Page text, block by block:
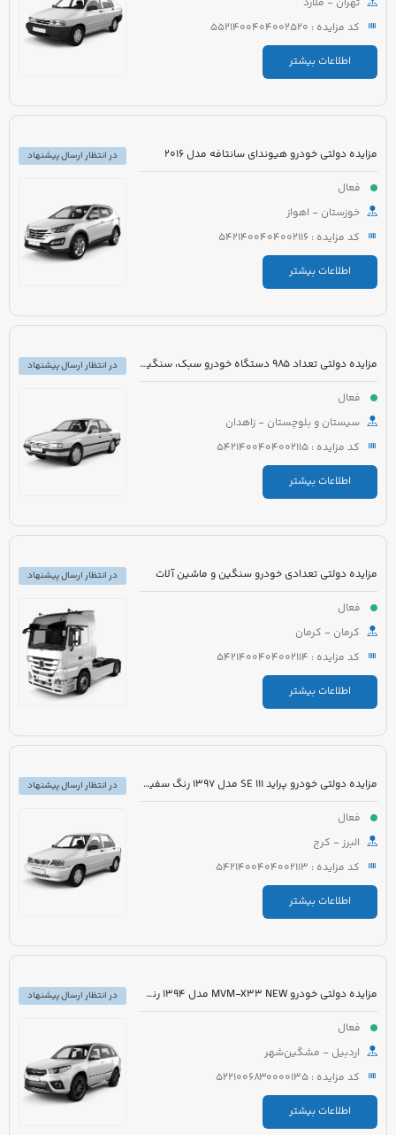
کد مزایده : 5521400404002520
اطلاعات بیشتر
مزایده دولتی خودرو هیوندای سانتافه مدل 2016
فعال
خوزستان - اهواز
کد مزایده : 5421400404002116
اطلاعات بیشتر
در انتظار ارسال پیشنهاد
مزایده دولتی تعداد 985 دستگاه خودرو سبک، سنگین و موتورسیکلت
فعال
سیستان و بلوچستان - زاهدان
کد مزایده : 5421400404002115
اطلاعات بیشتر
در انتظار ارسال پیشنهاد
مزایده دولتی تعدادی خودرو سنگین و ماشین آلات
فعال
کرمان - کرمان
کد مزایده : 5421400404002114
اطلاعات بیشتر
در انتظار ارسال پیشنهاد
مزایده دولتی خودرو پراید 111 SE مدل 1397 رنگ سفید روغنی
فعال
البرز - کرج
کد مزایده : 5421400404002113
اطلاعات بیشتر
در انتظار ارسال پیشنهاد
مزایده دولتی خودرو MVM-X33 NEW مدل 1394 رنگ سفید
فعال
اردبیل - مشگین‌شهر
کد مزایده : 5221006830000135
اطلاعات بیشتر
در انتظار ارسال پیشنهاد